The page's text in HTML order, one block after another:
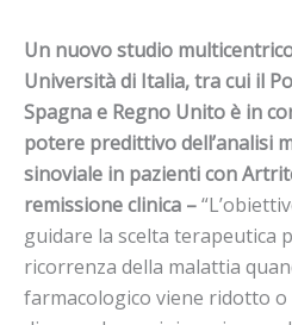
Un nuovo studio
Università di Italia, tra cui il
Spagna e Regno Unito è in
potere predittivo dell’analisi
sinoviale in pazienti con
remissione clinica –
guidare la scelta terapeutica
ricorrenza della malattia
farmacologico viene ridotto